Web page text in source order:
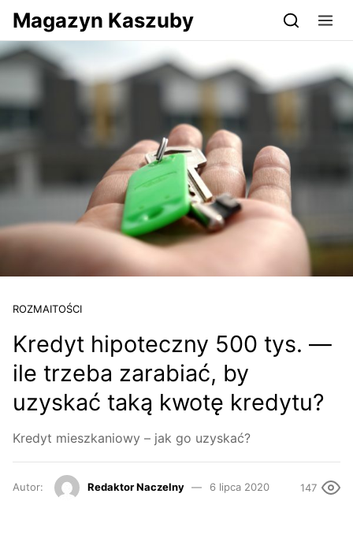
Przejdź do serwisu magazynkaszuby.pl
Magazyn Kaszuby
ROZMAITOŚCI
Kredyt hipoteczny 500 tys. —
ile trzeba zarabiać, by
uzyskać taką kwotę kredytu?
Kredyt mieszkaniowy – jak go uzyskać?
Autor: Redaktor Naczelny 6 lipca 2020 147